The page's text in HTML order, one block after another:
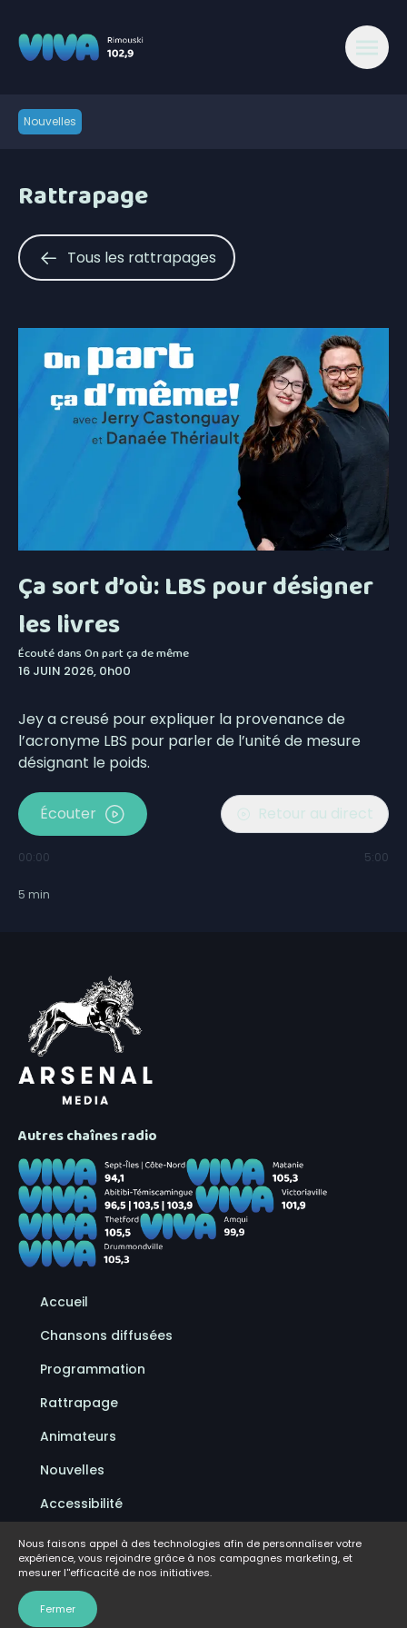
Nouvelles
Rattrapage
Tous les rattrapages
Ça sort d’où: LBS pour désigner
les livres
Écouté dansOn part ça de même
16 JUIN 2026, 0h00
Jey a creusé pour expliquer la provenance de
l’acronyme LBS pour parler de l’unité de mesure
désignant le poids.
Écouter Retour au direct
00:00 5:00
5 min
Autres chaînes radio
Accueil
Chansons diffusées
Programmation
Rattrapage
Animateurs
Nouvelles
Accessibilité
Politique de confidentialité
Conditions d'utilisation
FAQ
Nous faisons appel à des technologies afin de personnaliser votre
expérience, vous rejoindre grâce à nos campagnes marketing, et
mesurer l''efficacité de nos initiatives.
Fermer